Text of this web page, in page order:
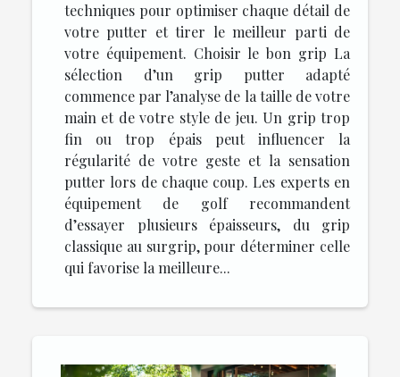
techniques pour optimiser chaque détail de
votre putter et tirer le meilleur parti de
votre équipement. Choisir le bon grip La
sélection d’un grip putter adapté
commence par l’analyse de la taille de votre
main et de votre style de jeu. Un grip trop
fin ou trop épais peut influencer la
régularité de votre geste et la sensation
putter lors de chaque coup. Les experts en
équipement de golf recommandent
d’essayer plusieurs épaisseurs, du grip
classique au surgrip, pour déterminer celle
qui favorise la meilleure...